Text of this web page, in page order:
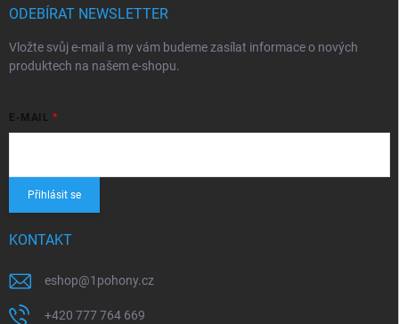
ODEBÍRAT NEWSLETTER
Vložte svůj e-mail a my vám budeme zasílat informace o nových
produktech na našem e-shopu.
E-MAIL
Přihlásit se
KONTAKT
eshop@1pohony.cz
+420 777 764 669